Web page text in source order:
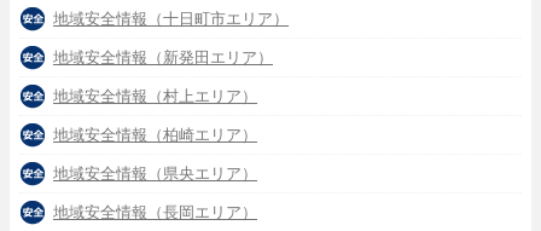
地域安全情報（十日町市エリア）
地域安全情報（新発田エリア）
地域安全情報（村上エリア）
地域安全情報（柏崎エリア）
地域安全情報（県央エリア）
地域安全情報（長岡エリア）